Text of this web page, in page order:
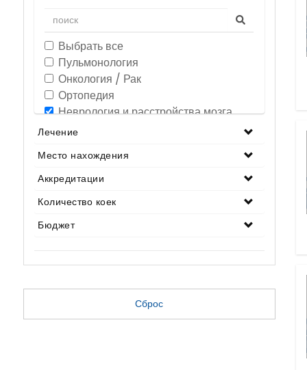
Выбрать все
Пульмонология
Онкология / Рак
Ортопедия
Неврология и расстройства мозга
Офтальмология / Уход за глазами
ЛОР / Отоларингология
Стволовые клетки
кардиология
Гинекология
операции
Пересадка органов
Ожирения и потеря веса
Лечение
Место нахождения
Аккредитации
Количество коек
Бюджет
Сброс